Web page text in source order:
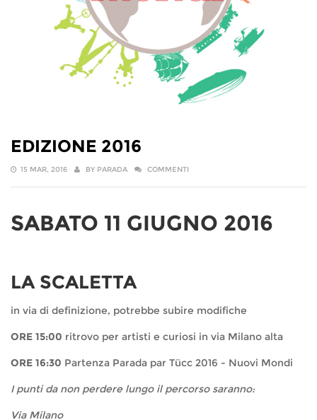
EDIZIONE 2016
15 MAR, 2016 BY PARADA COMMENTI
SABATO 11 GIUGNO 2016
LA SCALETTA
in via di definizione, potrebbe subire modifiche
ORE 15:00 ritrovo per artisti e curiosi in via Milano alta
ORE 16:30 Partenza Parada par Tücc 2016 - Nuovi Mondi
I punti da non perdere lungo il percorso saranno:
Via Milano